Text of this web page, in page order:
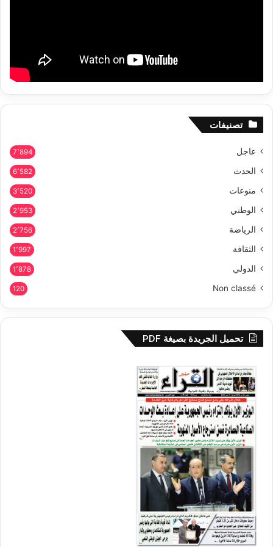
تصنيفات
عاجل 7٬894
الحدث 6٬582
منوعات 3٬520
الوطني 2٬953
الرياضة 2٬756
الثقافة 1٬997
الدولي 1٬878
Non classé
120
تحميل الجريدة بصيغة PDF